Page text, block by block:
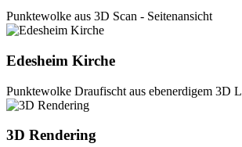
Punktewolke aus 3D Scan - Seitenansicht
Edesheim Kirche
Punktewolke Draufischt aus ebenerdigem 3D
3D Rendering